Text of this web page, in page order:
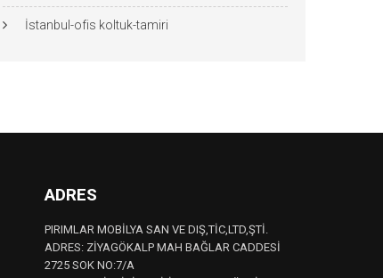
İstanbul-ofis koltuk-tamiri
ADRES
PIRIMLAR MOBİLYA SAN VE DIŞ,TİC,LTD,ŞTİ.
ADRES: ZİYAGÖKALP MAH BAĞLAR CADDESİ
2725 SOK NO:7/A